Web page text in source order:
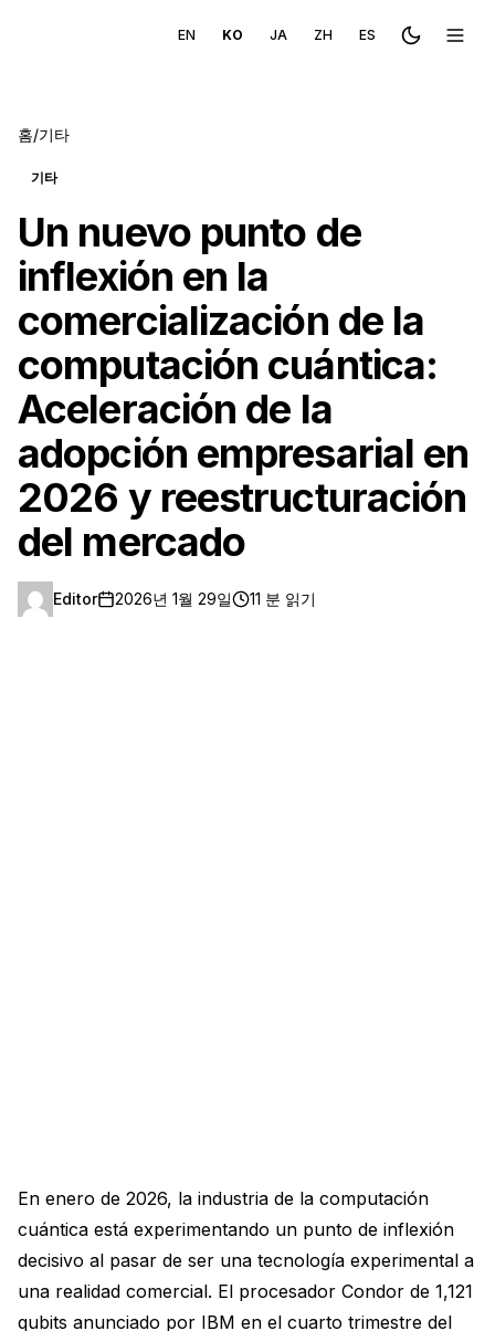
EN KO JA ZH ES Toggle메뉴
홈/기타
기타
Un nuevo punto de
inflexión en la
comercialización de la
computación cuántica:
Aceleración de la
adopción empresarial en
2026 y reestructuración
del mercado
Editor 2026년 1월 29일 11 분 읽기
En enero de 2026, la industria de la computación
cuántica está experimentando un punto de inflexión
decisivo al pasar de ser una tecnología experimental a
una realidad comercial. El procesador Condor de 1,121
qubits anunciado por IBM en el cuarto trimestre del